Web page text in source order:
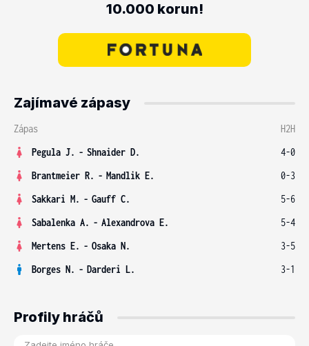
10.000 korun!
Zajímavé zápasy
Zápas
H2H
Pegula J. - Shnaider D.
4-0
Brantmeier R. - Mandlik E.
0-3
Sakkari M. - Gauff C.
5-6
Sabalenka A. - Alexandrova E.
5-4
Mertens E. - Osaka N.
3-5
Borges N. - Darderi L. 3-1
Profily hráčů